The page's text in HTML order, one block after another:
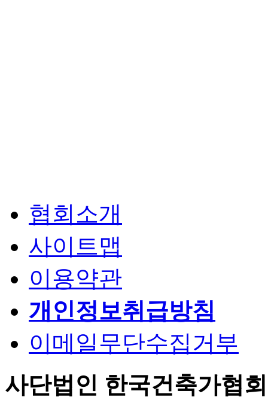
협회소개
사이트맵
이용약관
개인정보취급방침
이메일무단수집거부
사단법인 한국건축가협회